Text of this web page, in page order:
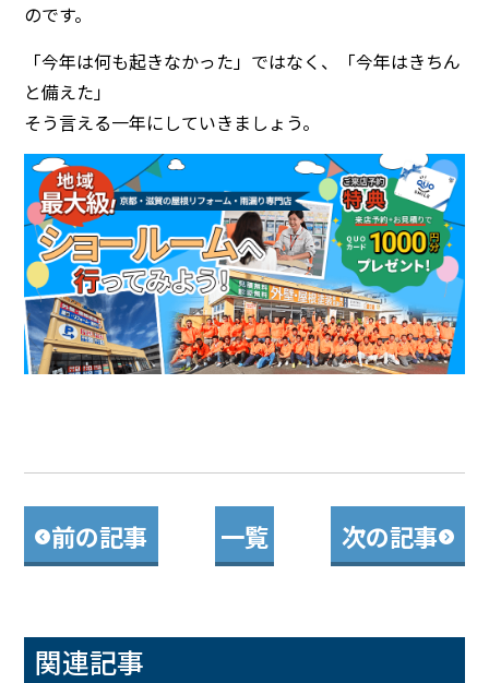
のです。
「今年は何も起きなかった」ではなく、「今年はきちん
と備えた」
そう言える一年にしていきましょう。
前の記事 一覧 次の記事
関連記事